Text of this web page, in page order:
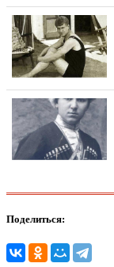
Поделиться: